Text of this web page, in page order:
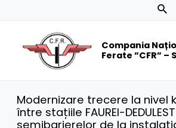
Compania
Ferate ”CFR” –
Modernizare trecere la nivel
între stațiile FAUREI-
semibarierelor de la